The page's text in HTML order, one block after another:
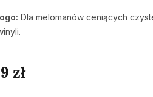
Dla melomanów ceniących
zł